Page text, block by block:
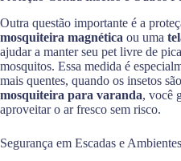
Outra questão importante é a
mosquiteira magnética ou uma
ajudar a manter seu pet livre de
mosquitos. Essa medida é
mais quentes, quando os insetos
mosquiteira para varanda, você
aproveitar o ar fresco sem risco.
Segurança em Escadas e